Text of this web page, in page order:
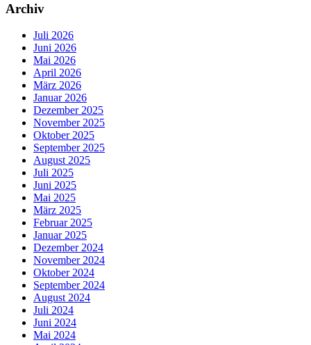
Archiv
Juli 2026
Juni 2026
Mai 2026
April 2026
März 2026
Januar 2026
Dezember 2025
November 2025
Oktober 2025
September 2025
August 2025
Juli 2025
Juni 2025
Mai 2025
März 2025
Februar 2025
Januar 2025
Dezember 2024
November 2024
Oktober 2024
September 2024
August 2024
Juli 2024
Juni 2024
Mai 2024